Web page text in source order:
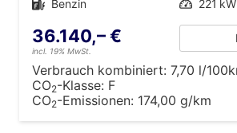
Kraftstoff Benzin Leistung 221
36.140,– €
incl. 19% MwSt.
Verbrauch kombiniert: 7,70 l/
CO2-Klasse: F
CO2-Emissionen: 174,00 g/km